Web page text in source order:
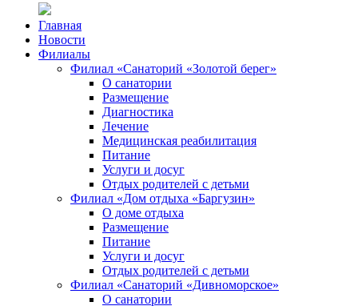
Главная
Новости
Филиалы
Филиал «Санаторий «Золотой берег»
О санатории
Размещение
Диагностика
Лечение
Медицинская реабилитация
Питание
Услуги и досуг
Отдых родителей с детьми
Филиал «Дом отдыха «Баргузин»
О доме отдыха
Размещение
Питание
Услуги и досуг
Отдых родителей с детьми
Филиал «Санаторий «Дивноморское»
О санатории